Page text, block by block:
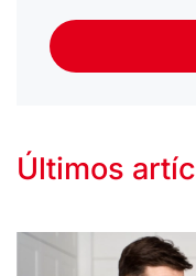
Últimos